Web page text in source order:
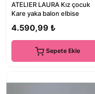
ATELIER LAURA Kız çocuk
Kare yaka balon elbise
4.590,99 ₺
Sepete Ekle